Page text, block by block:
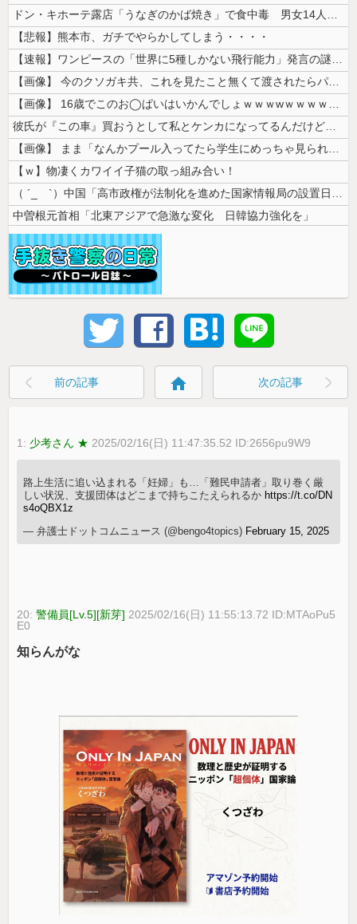
ドン・キホーテ露店「うなぎのかば焼き」で食中毒 男女14人が発熱や腹痛...
【悲報】熊本市、ガチでやらかしてしまう・・・・
【速報】ワンピースの「世界に5種しかない飛行能力」発言の謎が解けるww...
【画像】 今のクソガキ共、これを見たこと無くて渡されたらパニクるらしい...
【画像】 16歳でこのお◯ぱいはいかんでしょｗｗｗwｗｗｗｗｗｗｗｗ❤
彼氏が『この車』買おうとして私とケンカになってるんだけどｗｗｗｗｗｗ
【画像】 まま「なんかプール入ってたら学生にめっちゃ見られたw」
【ｗ】物凄くカワイイ子猫の取っ組み合い！
（ ´_ゝ`）中国「高市政権が法制化を進めた国家情報局の設置日が7月3...
中曽根元首相「北東アジアで急激な変化 日韓協力強化を」
前の記事 home 次の記事
1: 少考さん ★ 2025/02/16(日) 11:47:35.52 ID:2656pu9W9
路上生活に追い込まれる「妊婦」も…「難民申請者」取り巻く厳
しい状況、支援団体はどこまで持ちこたえられるか https://t.co/DN
s4oQBX1z
— 弁護士ドットコムニュース (@bengo4topics) February 15, 2025
20:警備員[Lv.5][新芽] 2025/02/16(日) 11:55:13.72 ID:MTAoPu5
E0
知らんがな